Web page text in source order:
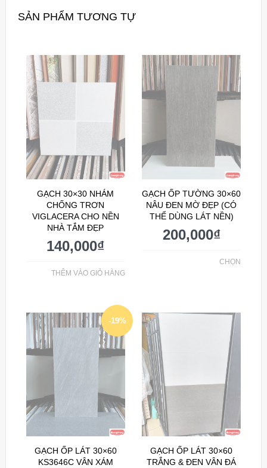
SẢN PHẨM TƯƠNG TỰ
GẠCH 30×30 NHÁM
CHỐNG TRƠN
VIGLACERA CHO NỀN
NHÀ TẮM ĐẸP
140,000₫
THÊM VÀO GIỎ HÀNG
GẠCH ỐP TƯỜNG 30×60
NÂU ĐEN MỜ ĐẸP (CÓ
THỂ DÙNG LÁT NỀN)
200,000₫
CHỌN
-19%
GẠCH ỐP LÁT 30×60
KS3646C VÂN XÁM
GẠCH ỐP LÁT 30×60
TRẮNG & ĐEN VÂN ĐÁ